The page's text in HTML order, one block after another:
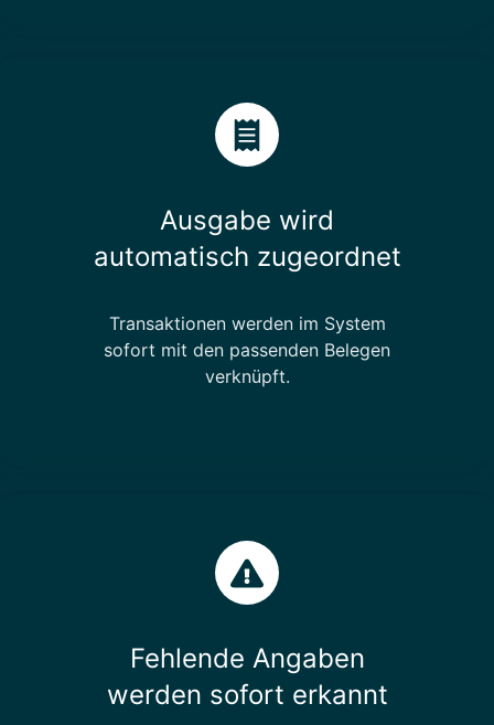
Ausgabe wird
automatisch zugeordnet
Transaktionen werden im System
sofort mit den passenden Belegen
verknüpft.
Fehlende Angaben
werden sofort erkannt